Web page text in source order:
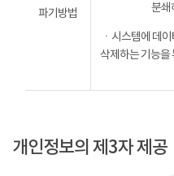
파기방법
분쇄
ㆍ시스템에 데
삭제하는 기능을
개인정보의 제3자 제공